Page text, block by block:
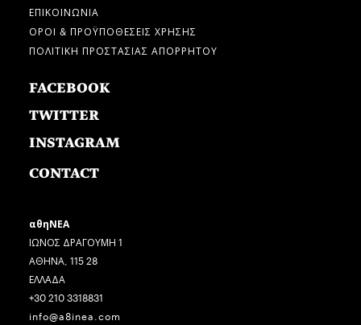
ΕΠΙΚΟΙΝΩΝΙΑ
ΟΡΟΙ & ΠΡΟΫΠΟΘΕΣΕΙΣ ΧΡΗΣΗΣ
ΠΟΛΙΤΙΚΗ ΠΡΟΣΤΑΣΙΑΣ ΑΠΟΡΡΗΤΟΥ
FACEBOOK
TWITTER
INSTAGRAM
CONTACT
αθηΝΕΑ
ΙΩΝΟΣ ΔΡΑΓΟΥΜΗ 1
ΑΘΗΝΑ, 115 28
ΕΛΛΑΔΑ
+30 210 3318831
info@a8inea.com